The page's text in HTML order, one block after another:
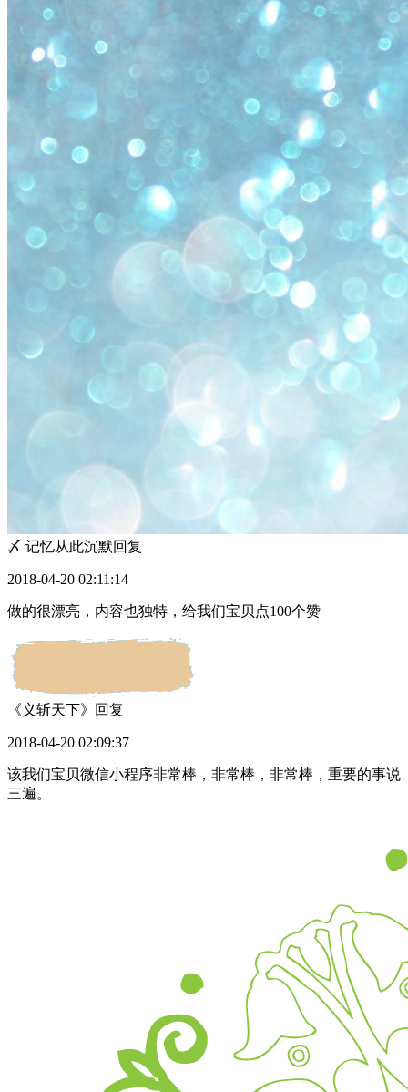
〆 记忆从此沉默回复
2018-04-20 02:11:14
做的很漂亮，内容也独特，给我们宝贝点100个赞
《义斩天下》 回复
2018-04-20 02:09:37
该我们宝贝微信小程序非常棒，非常棒，非常棒，重要的事说
三遍。